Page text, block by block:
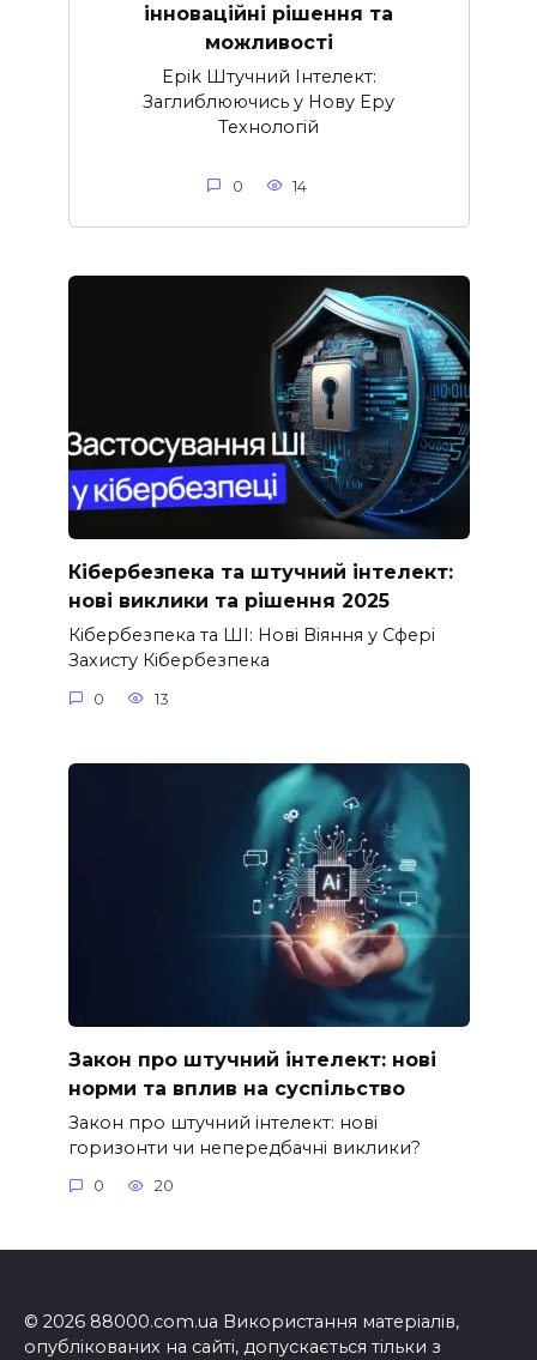
інноваційні рішення та
можливості
Epik Штучний Інтелект:
Заглиблюючись у Нову Еру
Технологій
0 14
Кібербезпека та штучний інтелект:
нові виклики та рішення 2025
Кібербезпека та ШІ: Нові Віяння у Сфері
Захисту Кібербезпека
0 13
Закон про штучний інтелект: нові
норми та вплив на суспільство
Закон про штучний інтелект: нові
горизонти чи непередбачні виклики?
0 20
© 2026 88000.com.ua Використання матеріалів,
опублікованих на сайті, допускається тільки з